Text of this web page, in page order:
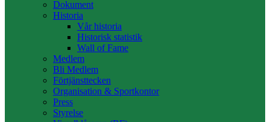
Dokument
Historia
Vår historia
Historisk statistik
Wall of Fame
Medlem
Bli Medlem
Förtjänsttecken
Organisation & Sportkontor
Press
Styrelse